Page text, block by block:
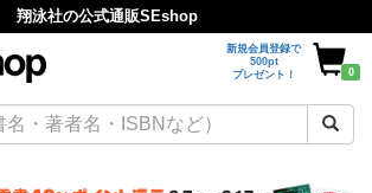
翔泳社の公式通販SEshop
新規会員登録で
500pt
プレゼント！
0